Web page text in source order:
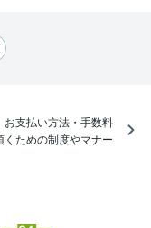
支払い方法・手数料
ための制度やマナー